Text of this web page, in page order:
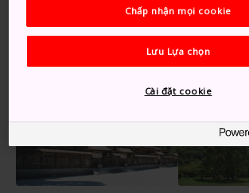
Gợi ý dành cho bạn
Chấp nhận mọi cookie
Lưu Lựa chọn
Cài đặt cookie